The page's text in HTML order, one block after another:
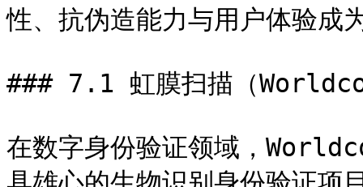
性、抗伪造能力与用户体验成
### 7.1 虹膜扫描（
在数字身份验证领域，